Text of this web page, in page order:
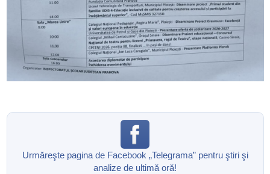
Urmăreşte pagina de Facebook „Telegrama” pentru ştiri şi
analize de ultimă oră!